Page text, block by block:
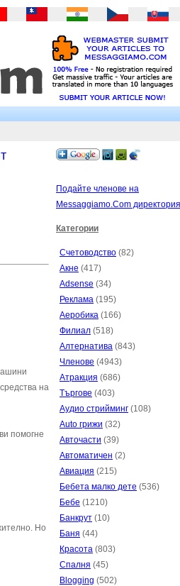
на
помогне
Но
Подайте членове на
Messaggiamo.Com директория
Категории
Счетоводство (82)
Акне (417)
Adsense (34)
Реклама (195)
Аеробика (166)
Филиал (518)
Алтернатива (843)
Членове (4943)
Атракция (686)
Търгове (403)
Аудио стрийминг (108)
Auto грижи (32)
Авточасти (39)
Автоматичен (2)
Авиация (215)
Бебета малко дете (536)
Бебе (1210)
Банкрут (10)
Баня (44)
Красота (803)
Спалня (45)
Blogging (502)